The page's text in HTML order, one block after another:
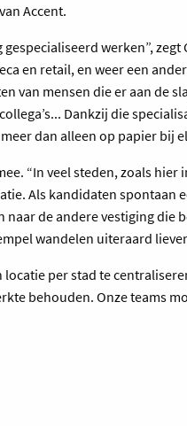
Accent.
werken”, zegt
en retail, en weer een
van mensen die er aan de
Dankzij die
dan alleen op papier bij
“In veel steden, zoals hier
Als kandidaten spontaan
de andere vestiging die
wandelen uiteraard
per stad te
behouden. Onze teams